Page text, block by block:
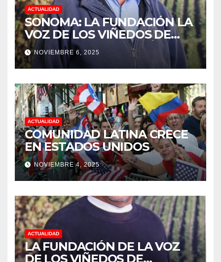
ACTUALIDAD
SONOMA: LA FUNDACIÓN LA
VOZ DE LOS VIÑEDOS DE
SONOMA, RECONOCIÓ A LOS
TRABAJADORES DEL MES DE
FEBRERO POR SU GRAN
TRABAJO EN LA PODA DE
UVAS
NOVIEMBRE 6, 2025
ACTUALIDAD
COMUNIDAD LATINA CRECE
EN ESTADOS UNIDOS
NOVIEMBRE 4, 2025
ACTUALIDAD
LA FUNDACIÓN DE LA VOZ
DE LOS VIÑEDOS DE